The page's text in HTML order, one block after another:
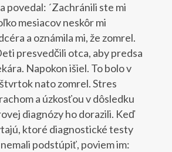
povedal: ´Zachránili ste mi
mesiacov neskôr mi
a oznámila mi, že zomrel.
presvedčili otca, aby predsa
Napokon išiel. To bolo v
nato zomrel. Stres
a úzkosťou v dôsledku
diagnózy ho dorazili. Keď
ktoré diagnostické testy
podstúpiť, poviem im: